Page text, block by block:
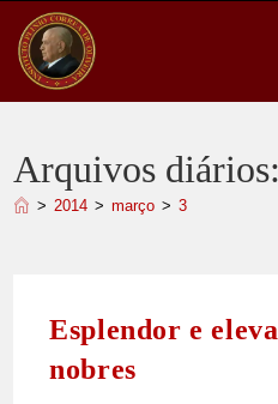
para
conteúdo
Arquivos
> 2014 > março > 3
Esplendor e
nobres